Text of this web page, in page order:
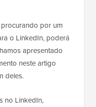
por um
o LinkedIn, poderá
apresentado
neste artigo
deles.
no LinkedIn,